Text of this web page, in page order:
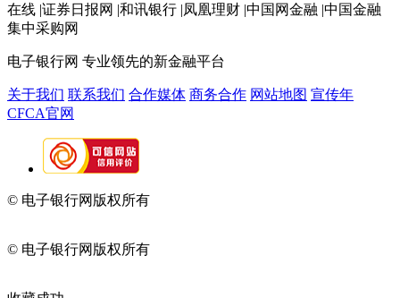
在线 |证券日报网 |和讯银行 |凤凰理财 |中国网金融 |中国金融
集中采购网
电子银行网 专业领先的新金融平台
关于我们 联系我们 合作媒体 商务合作 网站地图 宣传年
CFCA官网
© 电子银行网版权所有
© 电子银行网版权所有